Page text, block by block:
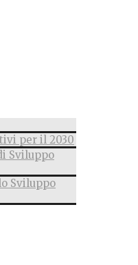
per il 2030
Sviluppo
Sviluppo